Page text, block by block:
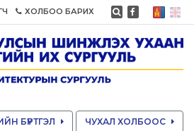
ХОЛБОО БАРИХ
БҮРТГЭЛ ЧУХАЛ ХОЛБООС